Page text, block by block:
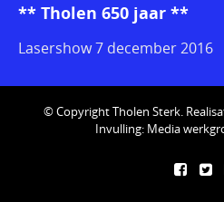
** Tholen 650 jaar **
Lasershow 7 december 2016
© Copyright Tholen Sterk.
Invulling: Media